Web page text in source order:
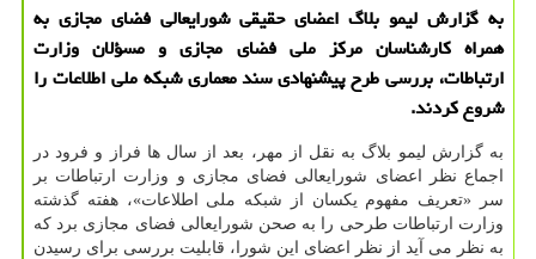
به گزارش لیمو بلاگ اعضای حقیقی شورایعالی فضای مجازی به
همراه كارشناسان مركز ملی فضای مجازی و مسؤلان وزارت
ارتباطات، بررسی طرح پیشنهادی سند معماری شبكه ملی اطلاعات را
شروع كردند.
به گزارش لیمو بلاگ به نقل از مهر، بعد از سال ها فراز و فرود در
اجماع نظر اعضای شورایعالی فضای مجازی و وزارت ارتباطات بر
سر «تعریف مفهوم یكسان از شبكه ملی اطلاعات»، هفته گذشته
وزارت ارتباطات طرحی را به صحن شورایعالی فضای مجازی برد كه
به نظر می آید از نظر اعضای این شورا، قابلیت بررسی برای رسیدن